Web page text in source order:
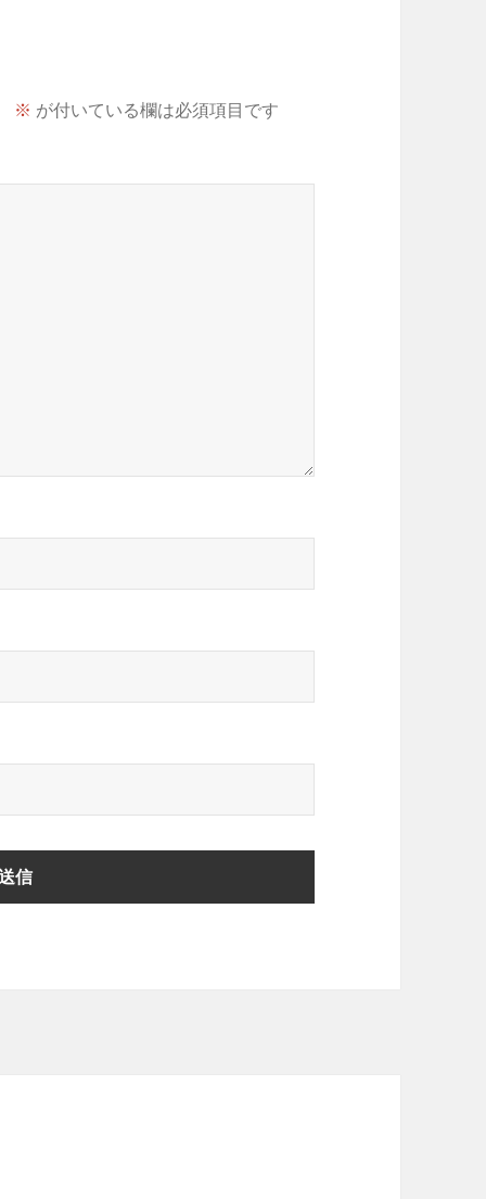
※ が付いている欄は必須項目です